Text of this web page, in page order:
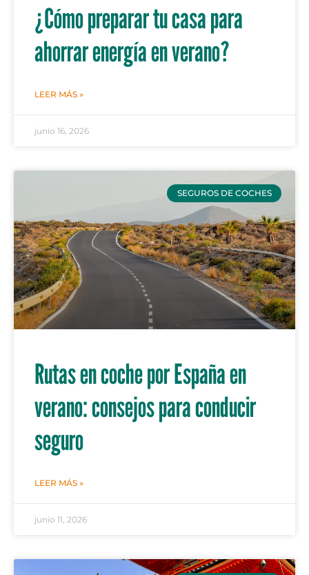
¿Cómo preparar tu casa para
ahorrar energía en verano?
LEER MÁS »
junio 16, 2026
SEGUROS DE COCHES
Rutas en coche por España en
verano: consejos para conducir
seguro
LEER MÁS »
junio 11, 2026